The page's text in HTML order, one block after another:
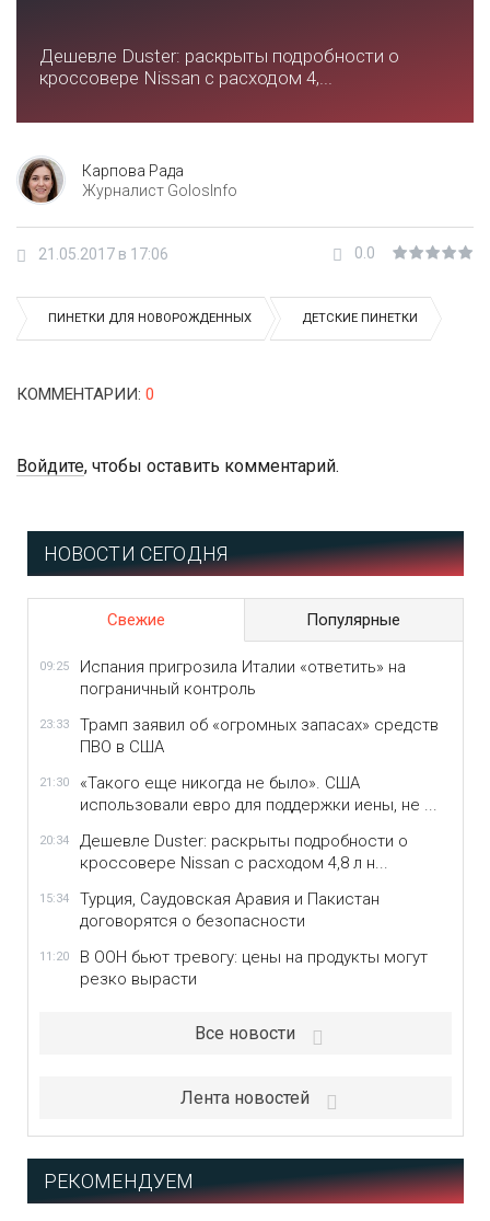
Дешевле Duster: раскрыты подробности о
кроссовере Nissan с расходом 4,...
Карпова Рада
Журналист GolosInfo
21.05.2017 в 17:06 0.0
ПИНЕТКИ ДЛЯ НОВОРОЖДЕННЫХ ДЕТСКИЕ ПИНЕТКИ
КОММЕНТАРИИ: 0
Войдите, чтобы оставить комментарий.
НОВОСТИ СЕГОДНЯ
Свежие Популярные
09:25
Испания пригрозила Италии «ответить» на
пограничный контроль
23:33
Трамп заявил об «огромных запасах» средств
ПВО в США
21:30
«Такого еще никогда не было». США
использовали евро для поддержки иены, не ...
20:34
Дешевле Duster: раскрыты подробности о
кроссовере Nissan с расходом 4,8 л н...
15:34
Турция, Саудовская Аравия и Пакистан
договорятся о безопасности
11:20
В ООН бьют тревогу: цены на продукты могут
резко вырасти
Все новости
Лента новостей
РЕКОМЕНДУЕМ